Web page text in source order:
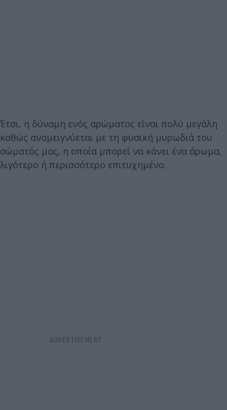
Έτσι, η δύναμη ενός αρώματος είναι πολύ μεγάλη
καθώς αναμειγνύεται με τη φυσική μυρωδιά του
σώματός μας, η οποία μπορεί να κάνει ένα άρωμα,
λιγότερο ή περισσότερο επιτυχημένο.